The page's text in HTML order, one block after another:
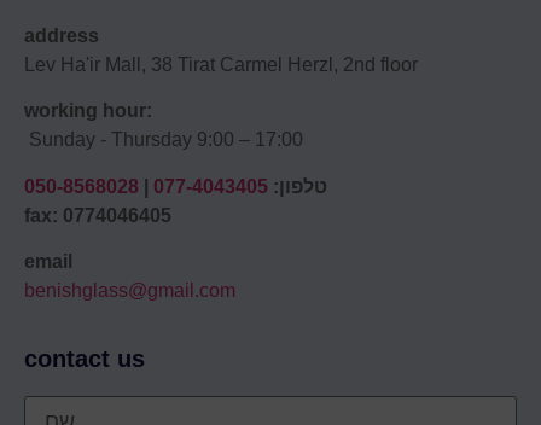
address
Lev Ha'ir Mall, 38 Tirat Carmel Herzl, 2nd floor
working hour:
Sunday - Thursday 9:00 – 17:00
טלפון: 077-4043405
050-8568028
fax: 0774046405
email
benishglass@gmail.com
contact us